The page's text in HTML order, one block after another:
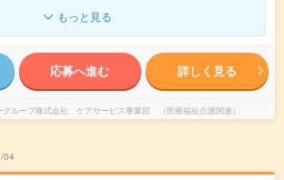
もっと見る
応募へ進む 詳しく見る
グループ株式会社 ケアサービス事業部 （医療福祉介護関連）
04